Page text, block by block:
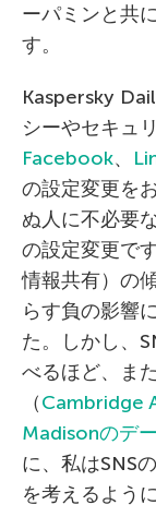
ーパミンと共
す。
Kaspersky
シーやセキュ
Facebook、
の設定変更を
ぬ人に不必要
の設定変更で
情報共有）の
らす負の影響
た。しかし、
べるほど、ま
（Cambridge
Madisonのデ
に、私はSNS
を考えるよう